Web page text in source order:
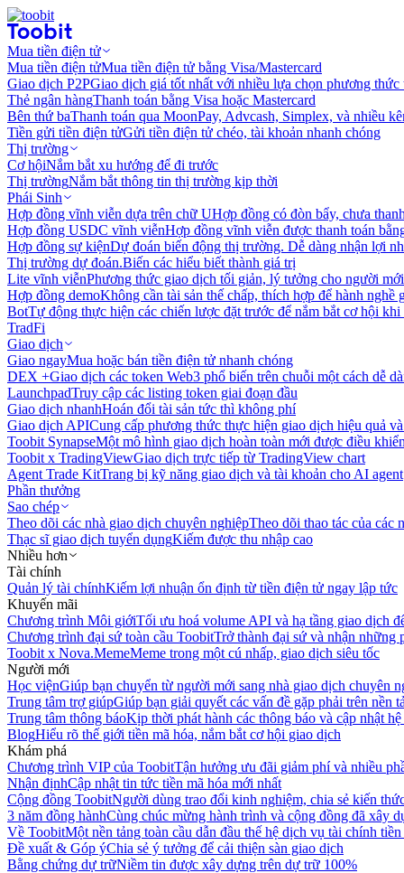
Mua tiền điện tử
Mua tiền điện tửMua tiền điện tử bằng Visa/Mastercard
Giao dịch P2PGiao dịch giá tốt nhất với nhiều lựa chọn phương thức
Thẻ ngân hàngThanh toán bằng Visa hoặc Mastercard
Bên thứ baThanh toán qua MoonPay, Advcash, Simplex, và nhiều
Tiền gửi tiền điện tửGửi tiền điện tử chéo, tài khoản nhanh chóng
Thị trường
Cơ hộiNắm bắt xu hướng để đi trước
Thị trườngNắm bắt thông tin thị trường kịp thời
Phái Sinh
Hợp đồng vĩnh viễn dựa trên chữ UHợp đồng có đòn bẩy, chưa
Hợp đồng USDC vĩnh viễnHợp đồng vĩnh viễn được thanh toán
Hợp đồng sự kiệnDự đoán biến động thị trường. Dễ dàng nhận lợi
Thị trường dự đoán.Biến các hiểu biết thành giá trị
Lite vĩnh viễnPhương thức giao dịch tối giản, lý tưởng cho người
Hợp đồng demoKhông cần tài sản thế chấp, thích hợp để hành nghề
BotTự động thực hiện các chiến lược đặt trước để nắm bắt cơ hội
TradFi
Giao dịch
Giao ngayMua hoặc bán tiền điện tử nhanh chóng
DEX +Giao dịch các token Web3 phổ biến trên chuỗi một cách dễ
LaunchpadTruy cập các listing token giai đoạn đầu
Giao dịch nhanhHoán đổi tài sản tức thì không phí
Giao dịch APICung cấp phương thức thực hiện giao dịch hiệu quả
Toobit SynapseMột mô hình giao dịch hoàn toàn mới được điều
Toobit x TradingViewGiao dịch trực tiếp từ TradingView chart
Agent Trade KitTrang bị kỹ năng giao dịch và tài khoản cho AI agent
Phần thưởng
Sao chép
Theo dõi các nhà giao dịch chuyên nghiệpTheo dõi thao tác của các
Thạc sĩ giao dịch tuyển dụngKiếm được thu nhập cao
Nhiều hơn
Tài chính
Quản lý tài chínhKiếm lợi nhuận ổn định từ tiền điện tử ngay lập tức
Khuyến mãi
Chương trình Môi giớiTối ưu hoá volume API và hạ tầng giao dịch
Chương trình đại sứ toàn cầu ToobitTrở thành đại sứ và nhận những
Toobit x Nova.MemeMeme trong một cú nhấp, giao dịch siêu tốc
Người mới
Học việnGiúp bạn chuyển từ người mới sang nhà giao dịch chuyên
Trung tâm trợ giúpGiúp bạn giải quyết các vấn đề gặp phải trên nền
Trung tâm thông báoKịp thời phát hành các thông báo và cập nhật
BlogHiểu rõ thế giới tiền mã hóa, nắm bắt cơ hội giao dịch
Khám phá
Chương trình VIP của ToobitTận hưởng ưu đãi giảm phí và nhiều
Nhận địnhCập nhật tin tức tiền mã hóa mới nhất
Cộng đồng ToobitNgười dùng trao đổi kinh nghiệm, chia sẻ kiến
3 năm đồng hànhCùng chúc mừng hành trình và cộng đồng đã xây
Về ToobitMột nền tảng toàn cầu dẫn đầu thế hệ dịch vụ tài chính
Đề xuất & Góp ýChia sẻ ý tưởng để cải thiện sàn giao dịch
Bằng chứng dự trữNiềm tin được xây dựng trên dự trữ 100%